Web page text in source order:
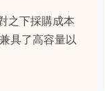
之下採購成本
具了高容量以